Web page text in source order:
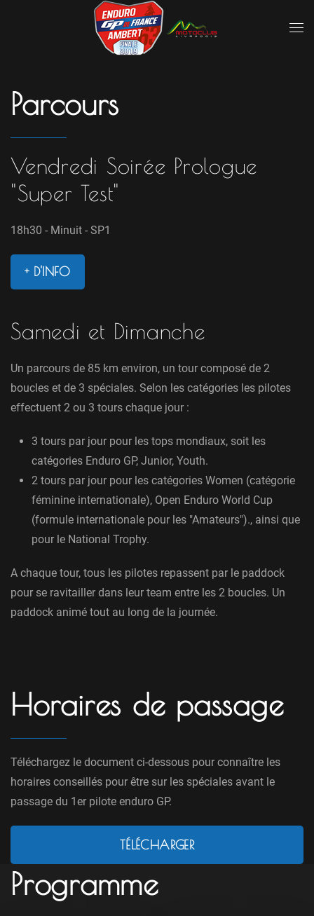
Parcours
Vendredi Soirée Prologue
"Super Test"
18h30 - Minuit - SP1
+ D'INFO
Samedi et Dimanche
Un parcours de 85 km environ, un tour composé de 2
boucles et de 3 spéciales. Selon les catégories les pilotes
effectuent 2 ou 3 tours chaque jour :
3 tours par jour pour les tops mondiaux, soit les
catégories Enduro GP, Junior, Youth.
2 tours par jour pour les catégories Women (catégorie
féminine internationale), Open Enduro World Cup
(formule internationale pour les "Amateurs")., ainsi que
pour le National Trophy.
A chaque tour, tous les pilotes repassent par le paddock
pour se ravitailler dans leur team entre les 2 boucles. Un
paddock animé tout au long de la journée.
Horaires de passage
Téléchargez le document ci-dessous pour connaître les
horaires conseillés pour être sur les spéciales avant le
passage du 1er pilote enduro GP.
TÉLÉCHARGER
Programme